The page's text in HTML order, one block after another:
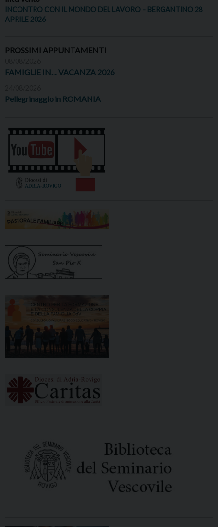
INCONTRO CON IL MONDO DEL LAVORO – BERGANTINO 28
APRILE 2026
PROSSIMI APPUNTAMENTI
FAMIGLIE IN… VACANZA 2026
Pellegrinaggio in ROMANIA